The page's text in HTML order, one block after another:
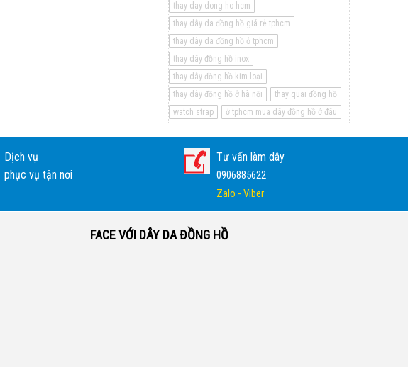
thay day dong ho hcm
thay dây da đồng hồ giá rẻ tphcm
thay dây da đồng hồ ở tphcm
thay dây đồng hồ inox
thay dây đồng hồ kim loại
thay dây đồng hồ ở hà nội
thay quai đồng hồ
watch strap
ở tphcm mua dây đồng hồ ở đâu
Dịch vụ
phục vụ tận nơi
Tư vấn làm dây
0906885622
Zalo - Viber
FACE VỚI DÂY DA ĐỒNG HỒ